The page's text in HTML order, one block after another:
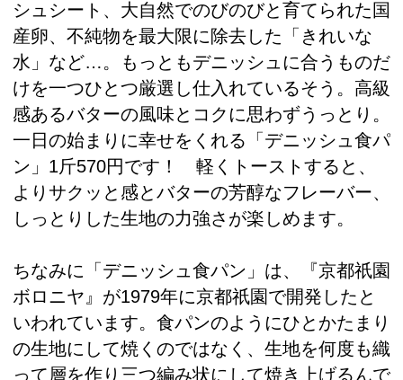
シュシート、大自然でのびのびと育てられた国
産卵、不純物を最大限に除去した「きれいな
水」など…。もっともデニッシュに合うものだ
けを一つひとつ厳選し仕入れているそう。高級
感あるバターの風味とコクに思わずうっとり。
一日の始まりに幸せをくれる「デニッシュ食パ
ン」1斤570円です！ 軽くトーストすると、
よりサクッと感とバターの芳醇なフレーバー、
しっとりした生地の力強さが楽しめます。
ちなみに「デニッシュ食パン」は、『京都祇園
ボロニヤ』が1979年に京都祇園で開発したと
いわれています。食パンのようにひとかたまり
の生地にして焼くのではなく、生地を何度も織
って層を作り三つ編み状にして焼き上げるんで